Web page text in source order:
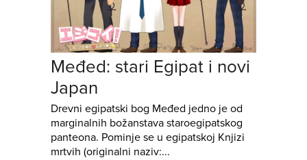
Međed: stari Egipat i novi
Japan
Drevni egipatski bog Međed jedno je od
marginalnih božanstava staroegipatskog
panteona. Pominje se u egipatskoj Knjizi
mrtvih (originalni naziv:...